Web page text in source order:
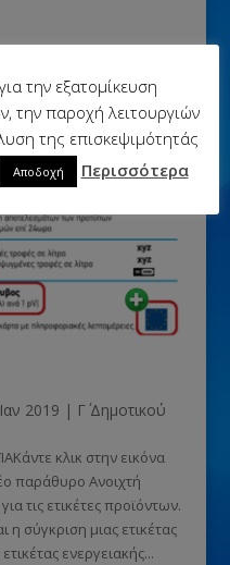
2019 | Γ΄ Δημοτικού
κλικ στην εικόνα
παράθυρο Ανοιχτή
τις ετικέτες προϊόντων.
η σύγκριση μιας ετικέτας
ενεργειακής...
την εξατομίκευση
την παροχή λειτουργιών
της επισκεψιμότητάς
Αποδοχή Περισσότερα